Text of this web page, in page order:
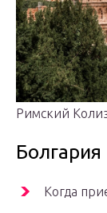
Римский
Болгария
Когда